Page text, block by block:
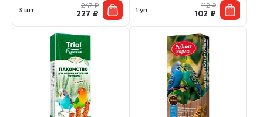
3 шт
247₽
227 ₽ 1 уп
112₽
102 ₽